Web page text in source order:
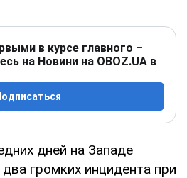
в курсе главного –
на Новини на OBOZ.UA в
дней на Западе
громких инцидента при